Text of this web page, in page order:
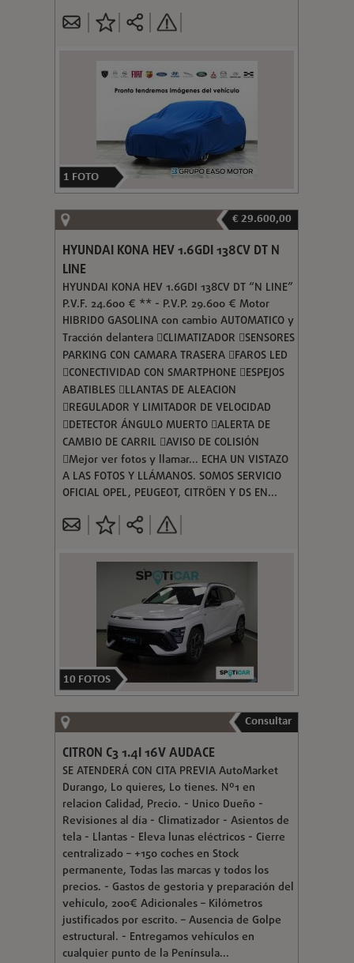
1 FOTO
€ 29.600,00
HYUNDAI KONA HEV 1.6GDI 138CV DT N
LINE
HYUNDAI KONA HEV 1.6GDI 138CV DT “N LINE”
P.V.F. 24.600 € ** - P.V.P. 29.600 € Motor
HIBRIDO GASOLINA con cambio AUTOMATICO y
Tracción delantera CLIMATIZADOR SENSORES
PARKING CON CAMARA TRASERA FAROS LED
CONECTIVIDAD CON SMARTPHONE ESPEJOS
ABATIBLES LLANTAS DE ALEACION
REGULADOR Y LIMITADOR DE VELOCIDAD
DETECTOR ÁNGULO MUERTO ALERTA DE
CAMBIO DE CARRIL AVISO DE COLISIÓN
Mejor ver fotos y llamar... ECHA UN VISTAZO
A LAS FOTOS Y LLÁMANOS. SOMOS SERVICIO
OFICIAL OPEL, PEUGEOT, CITRÖEN Y DS EN...
10 FOTOS
Consultar
CITRON C3 1.4I 16V AUDACE
SE ATENDERÁ CON CITA PREVIA AutoMarket
Durango, Lo quieres, Lo tienes. Nº1 en
relacion Calidad, Precio. - Unico Dueño -
Revisiones al día - Climatizador - Asientos de
tela - Llantas - Eleva lunas eléctricos - Cierre
centralizado – +150 coches en Stock
permanente, Todas las marcas y todos los
precios. - Gastos de gestoria y preparación del
vehículo, 200€ Adicionales – Kilómetros
justificados por escrito. – Ausencia de Golpe
estructural. - Entregamos vehículos en
cualquier punto de la Península...